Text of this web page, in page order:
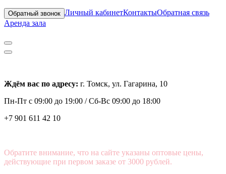
Обратный звонок Личный кабинетКонтактыОбратная связь
Аренда зала
Ждём вас по адресу: г. Томск, ул. Гагарина, 10
Пн-Пт с 09:00 до 19:00 /Сб-Вс 09:00 до 18:00
+7 901 611 42 10
Обратите внимание, что на сайте указаны оптовые цены,
действующие при первом заказе от 3000 рублей.